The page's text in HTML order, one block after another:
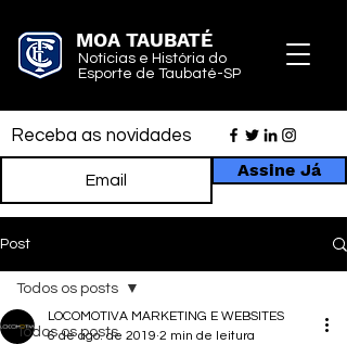
MOA TAUBATÉ
Notícias e História do
Esporte de Taubaté-SP
Receba as novidades
Assine Já
Post
Todos os posts
Todos os posts
LOCOMOTIVA MARKETING E WEBSITES
6 de ago. de 2019 2 min de leitura